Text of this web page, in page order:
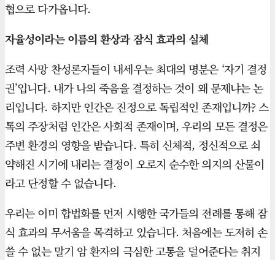
협으로 다가옵니다.
자율성이라는 이름의 환상과 잠식 효과의 실체
조력 사망 찬성론자들이 내세우는 최대의 명분은 ‘자기 결정
권’입니다. 내가 나의 죽음을 결정하는 것이 왜 문제냐는 논
리입니다. 하지만 인간은 진정으로 독립적인 존재입니까? 스
톡의 주장처럼 인간은 사회적 존재이며, 우리의 모든 결정은
주변 환경의 영향을 받습니다. 특히 신체적, 정신적으로 쇠
약해진 시기에 내리는 결정이 오로지 순수한 의지의 산물이
라고 단정할 수 없습니다.
우리는 이미 합법화를 먼저 시행한 국가들의 전례를 통해 잠
식 효과의 무서움을 목격하고 있습니다. 처음에는 도저히 손
쓸 수 없는 말기 암 환자의 극심한 고통을 덜어준다는 취지